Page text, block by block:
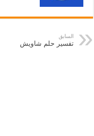
السابق
تفسير حلم شاويش